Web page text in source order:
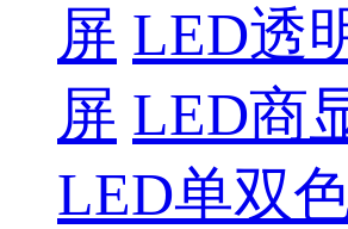
屏 LED透
屏 LED商
LED单双